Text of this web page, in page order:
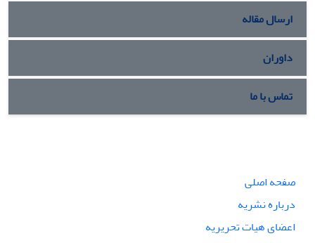
ارسال مقاله
داوران
تماس با ما
صفحه اصلی
درباره نشریه
اعضای هیات تحریریه